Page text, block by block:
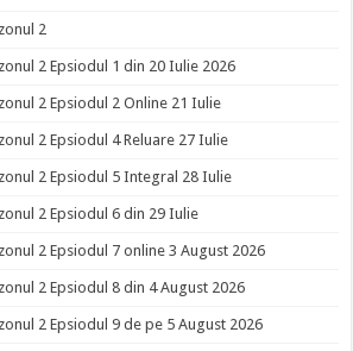
2
2 Epsiodul 1 din 20 Iulie 2026
2 Epsiodul 2 Online 21 Iulie
2 Epsiodul 4 Reluare 27 Iulie
2 Epsiodul 5 Integral 28 Iulie
2 Epsiodul 6 din 29 Iulie
2 Epsiodul 7 online 3 August 2026
2 Epsiodul 8 din 4 August 2026
2 Epsiodul 9 de pe 5 August 2026